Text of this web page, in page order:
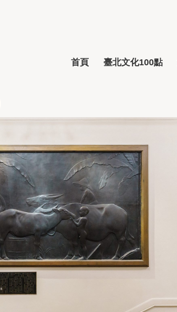
首頁 臺北文化100點